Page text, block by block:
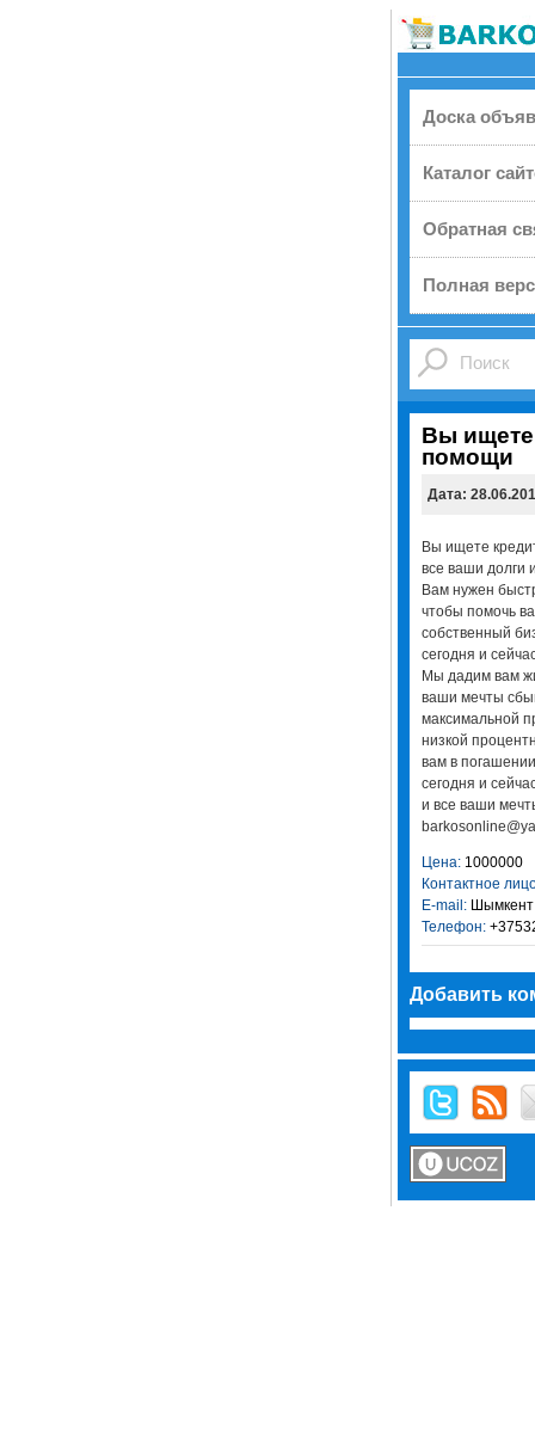
Доска
Каталог
Обратная
Полная
Вы ищете
помощи
Дата:
Вы ищете
все ваши долги
Вам нужен
чтобы помочь
собственный
сегодня и
Мы дадим вам
ваши мечты
максимальной
низкой
вам в
сегодня и
и все ваши
Цена:1000000
Контактное
E-mail:Шымкент
Телефон:
Добавить